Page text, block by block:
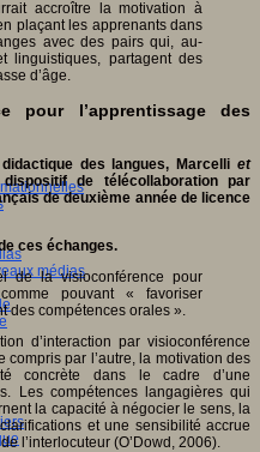
médias
accroître la motivation à
plaçant les apprenants dans
avec des pairs qui, au-
linguistiques, partagent des
d’âge.
pour l’apprentissage des
des langues, Marcelli et
de télécollaboration par
de deuxième année de licence
ces échanges.
de la visioconférence pour
pouvant « favoriser
des compétences orales ».
d’interaction par visioconférence
compris par l’autre, la motivation des
concrète dans le cadre d’une
Les compétences langagières qui
la capacité à négocier le sens, la
et une sensibilité accrue
l’interlocuteur (O’Dowd, 2006).